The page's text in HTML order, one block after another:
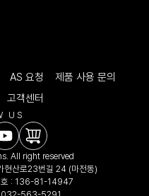
AS 요청
제품 사용 문의
고객센터
US
All right reserved
현산로23번길 24 (마전동)
호 : 136-81-14947